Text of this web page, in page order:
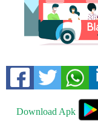
Download Apk